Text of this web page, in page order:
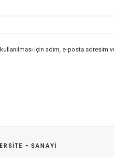
için adım, e-posta adresim
- SANAYI